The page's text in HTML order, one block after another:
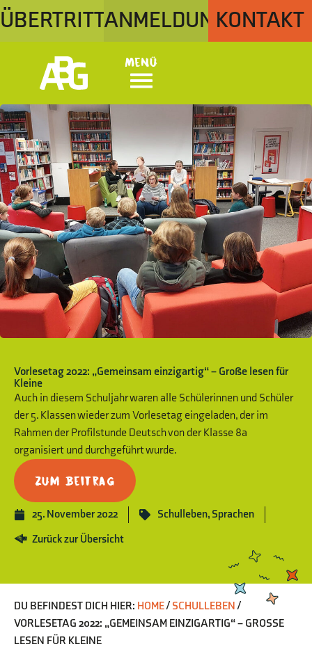
ÜBERTRITTANMELDUNGKONTAKT
Menü
Vorlesetag 2022: „Gemeinsam einzigartig“ – Große lesen für
Kleine
Auch in diesem Schuljahr waren alle Schülerinnen und Schüler
der 5. Klassen wieder zum Vorlesetag eingeladen, der im
Rahmen der Profilstunde Deutsch von der Klasse 8a
organisiert und durchgeführt wurde.
Zum Beitrag
25. November 2022 Schulleben, Sprachen
Zurück zur Übersicht
DU BEFINDEST DICH HIER: HOME/ SCHULLEBEN/
VORLESETAG 2022: „GEMEINSAM EINZIGARTIG“ – GROSSE L
ESEN FÜR KLEINE